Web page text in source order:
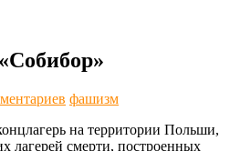
фашизм
на территории Польши,
лагерей смерти, построенных